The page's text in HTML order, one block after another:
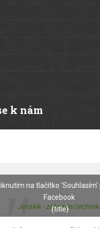
k nám
Jetálek - zahradní
na tlačítko 'Souhlasím'
Facebook
{title}